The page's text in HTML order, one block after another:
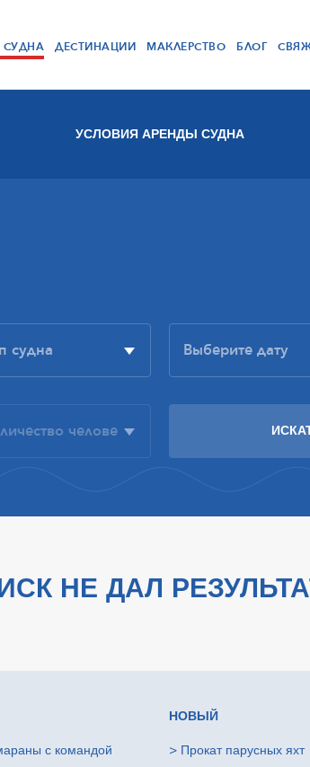
СУДНА ДЕСТИНАЦИИ МАКЛЕРСТВО БЛОГ
УСЛОВИЯ АРЕНДЫ СУДНА
НЕ ДАЛ
с командой
НОВЫЙ
> Прокат парусных